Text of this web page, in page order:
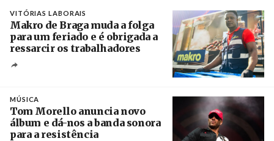
VITÓRIAS LABORAIS
Makro de Braga muda a folga
para um feriado e é obrigada a
ressarcir os trabalhadores
MÚSICA
Tom Morello anuncia novo
álbum e dá-nos a banda sonora
para a resistência